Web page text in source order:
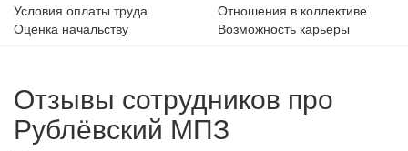
Условия оплаты труда
Отношения в коллективе
Оценка начальству
Возможность карьеры
Отзывы сотрудников про
Рублёвский МПЗ